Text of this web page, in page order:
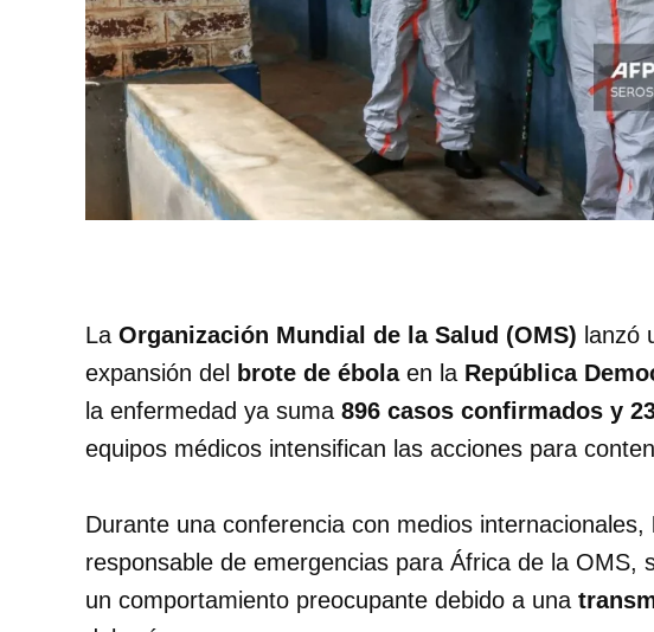
La Organización Mundial de la Salud (OMS) lanzó
expansión del
brote de ébolaen la República
la enfermedad ya suma 896 casos confirmados y
equipos médicos intensifican las acciones para
Durante una conferencia con medios internacionales,
responsable de emergencias para África de la OMS,
un comportamiento preocupante debido a una